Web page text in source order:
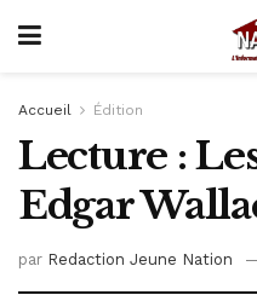
Accueil Édition
Lecture :
Edgar
par Redaction Jeune Nation